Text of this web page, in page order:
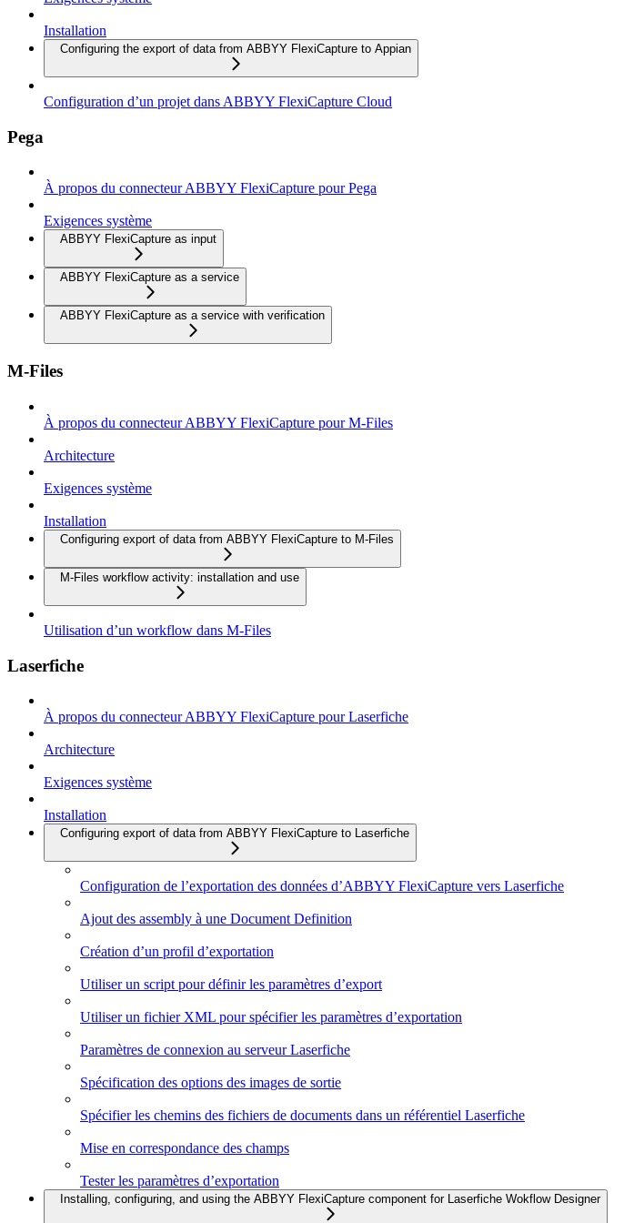
Installation
Configuring the export of data from ABBYY FlexiCapture to Appian
Configuration d’un projet dans ABBYY FlexiCapture Cloud
Pega
À propos du connecteur ABBYY FlexiCapture pour Pega
Exigences système
ABBYY FlexiCapture as input
ABBYY FlexiCapture as a service
ABBYY FlexiCapture as a service with verification
M-Files
À propos du connecteur ABBYY FlexiCapture pour M-Files
Architecture
Exigences système
Installation
Configuring export of data from ABBYY FlexiCapture to M-Files
M-Files workflow activity: installation and use
Utilisation d’un workflow dans M-Files
Laserfiche
À propos du connecteur ABBYY FlexiCapture pour Laserfiche
Architecture
Exigences système
Installation
Configuring export of data from ABBYY FlexiCapture to Laserfiche
Configuration de l’exportation des données d’ABBYY FlexiCapture vers Laserfiche
Ajout des assembly à une Document Definition
Création d’un profil d’exportation
Utiliser un script pour définir les paramètres d’export
Utiliser un fichier XML pour spécifier les paramètres d’exportation
Paramètres de connexion au serveur Laserfiche
Spécification des options des images de sortie
Spécifier les chemins des fichiers de documents dans un référentiel Laserfiche
Mise en correspondance des champs
Tester les paramètres d’exportation
Installing, configuring, and using the ABBYY FlexiCapture component for Laserfiche Wokflow Designer